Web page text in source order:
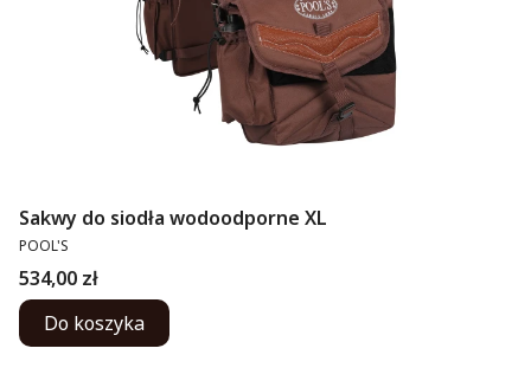
Sakwy do siodła wodoodporne XL
PRODUCENT
POOL'S
Cena
534,00 zł
Do koszyka